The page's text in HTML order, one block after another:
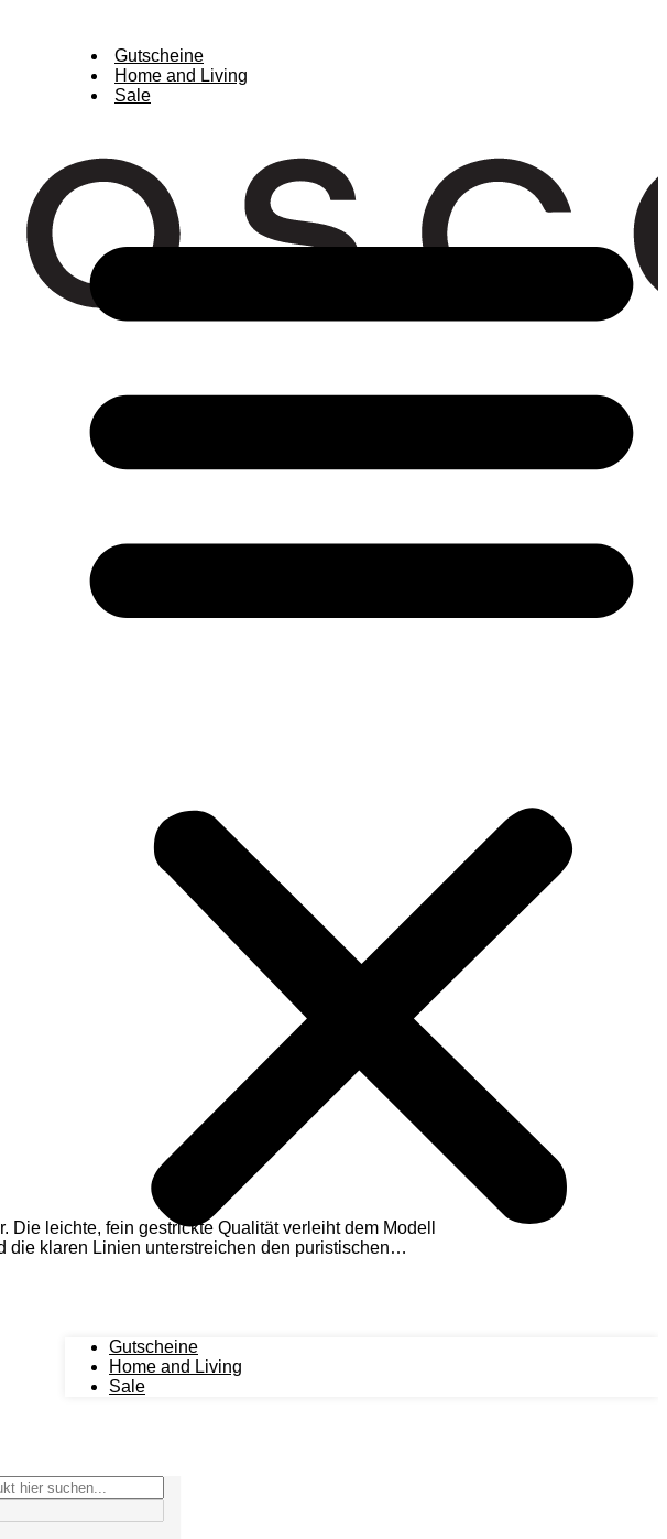
Gutscheine
Home and Living
Sale
Gutscheine
Home and Living
Sale
leichte, fein gestrickte Qualität verleiht dem Modell
klaren Linien unterstreichen den puristischen